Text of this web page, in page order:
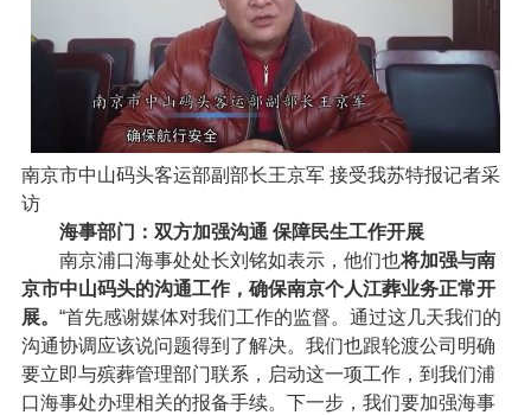
南京市中山码头客运部副部长王京军 接受我苏特报记者采
访
海事部门：双方加强沟通 保障民生工作开展
南京浦口海事处处长刘铭如表示，他们也将加强与南
京市中山码头的沟通工作，确保南京个人江葬业务正常开
展。 “首先感谢媒体对我们工作的监督。通过这几天我们的
沟通协调应该说问题得到了解决。我们也跟轮渡公司明确
要立即与殡葬管理部门联系，启动这一项工作，到我们浦
口海事处办理相关的报备手续。下一步，我们要加强海事